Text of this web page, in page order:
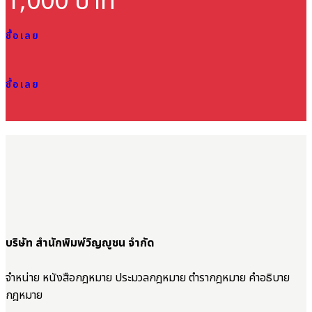
ซื้อเลย
ซื้อเลย
บริษัท สำนักพิมพ์วิญญูชน จำกัด
จำหน่าย หนังสือกฎหมาย ประมวลกฎหมาย ตำรากฎหมาย คำอธิบาย
กฎหมาย